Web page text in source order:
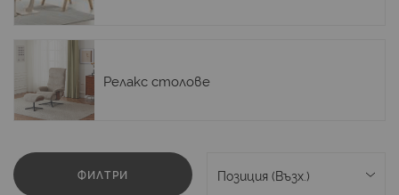
Релакс столове
ФИЛТРИ